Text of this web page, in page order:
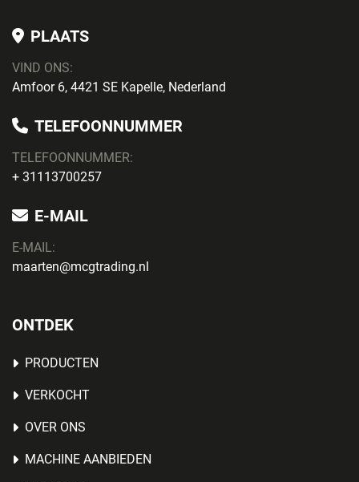
PLAATS
VIND ONS:
Amfoor 6, 4421 SE Kapelle, Nederland
TELEFOONNUMMER
TELEFOONNUMMER:
+ 31113700257
E-MAIL
E-MAIL:
maarten@mcgtrading.nl
ONTDEK
PRODUCTEN
VERKOCHT
OVER ONS
MACHINE AANBIEDEN